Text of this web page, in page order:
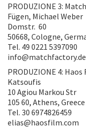
PRODUZIONE 3:
Fügen, Michael Weber
Domstr. 60
50668, Cologne,
Tel. 49 0221 5397090
info@matchfactory.de
PRODUZIONE 4:
Katsoufis
10 Agiou Markou Str
105 60, Athens, Greece
Tel. 30 6974826459
elias@haosfilm.com